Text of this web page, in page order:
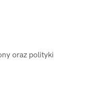
oraz polityki